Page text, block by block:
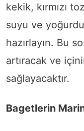
kekik, kırmızı
suyu ve
hazırlayın. Bu
artıracak ve
sağlayacaktır.
Bagetlerin